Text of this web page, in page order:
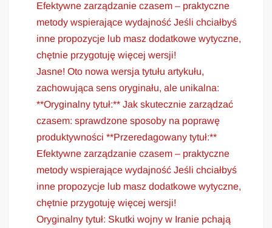
Efektywne zarządzanie czasem – praktyczne
metody wspierające wydajność Jeśli chciałbyś
inne propozycje lub masz dodatkowe wytyczne,
chętnie przygotuję więcej wersji!
Jasne! Oto nowa wersja tytułu artykułu,
zachowująca sens oryginału, ale unikalna:
**Oryginalny tytuł:** Jak skutecznie zarządzać
czasem: sprawdzone sposoby na poprawę
produktywności **Przeredagowany tytuł:**
Efektywne zarządzanie czasem – praktyczne
metody wspierające wydajność Jeśli chciałbyś
inne propozycje lub masz dodatkowe wytyczne,
chętnie przygotuję więcej wersji!
Oryginalny tytuł: Skutki wojny w Iranie pchają